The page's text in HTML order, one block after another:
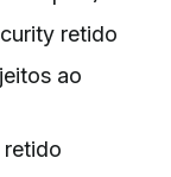
retido
ao